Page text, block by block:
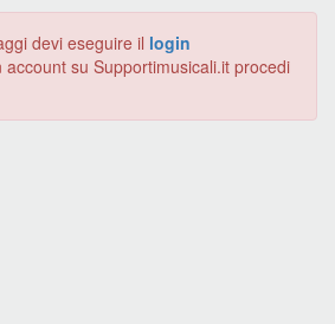
devi eseguire il login
su Supportimusicali.it procedi